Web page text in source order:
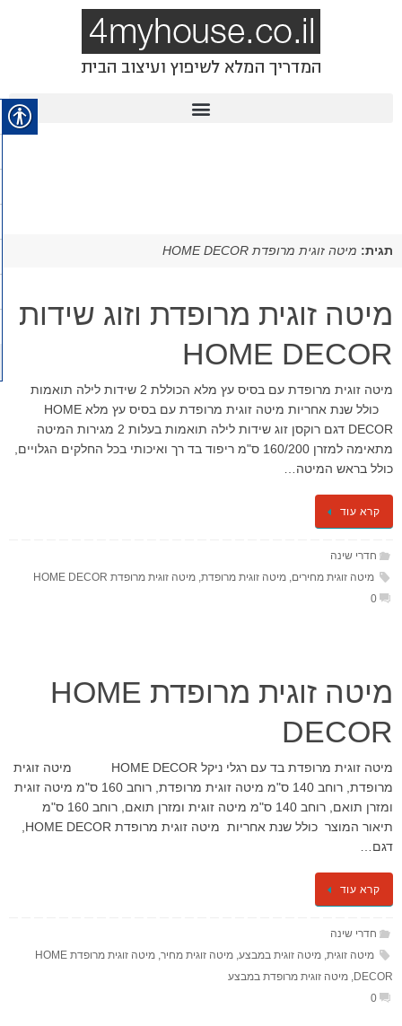
תגית: מיטה זוגית מרופדת HOME DECOR
מיטה זוגית מרופדת וזוג שידות
HOME DECOR
מיטה זוגית מרופדת עם בסיס עץ מלא הכוללת 2 שידות לילה תואמות
כולל שנת אחריות מיטה זוגית מרופדת עם בסיס עץ מלא HOME
DECOR דגם רוקסן זוג שידות לילה תואמות בעלות 2 מגירות המיטה
מתאימה למזרן 160/200 ס"מ ריפוד בד רך ואיכותי בכל החלקים הגלויים,
כולל בראש המיטה…
קרא עוד
חדרי שינה
מיטה זוגית מחירים מיטה זוגית מרופדת, מיטה זוגית מרופדת HOME DECOR
0
מיטה זוגית מרופדת HOME
DECOR
מיטה זוגית מרופדת בד עם רגלי ניקל HOME DECOR מיטה זוגית
מרופדת, רוחב 140 ס"מ מיטה זוגית מרופדת, רוחב 160 ס"מ מיטה זוגית
ומזרן תואם, רוחב 140 ס"מ מיטה זוגית ומזרן תואם, רוחב 160 ס"מ
תיאור המוצר כולל שנת אחריות מיטה זוגית מרופדת HOME DECOR,
דגם…
קרא עוד
חדרי שינה
מיטה זוגית, מיטה זוגית במבצע, מיטה זוגית מחיר,
מיטה זוגית מרופדת HOME
DECOR מיטה זוגית מרופדת במבצע
0